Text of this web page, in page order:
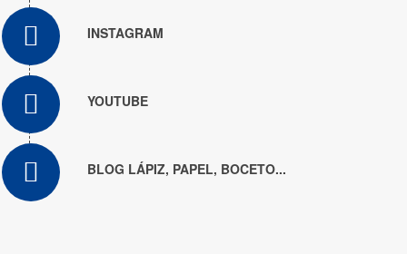
INSTAGRAM
YOUTUBE
BLOG LÁPIZ, PAPEL, BOCETO...